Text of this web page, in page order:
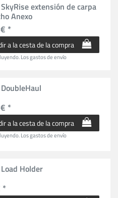
extensión de carpa
Anexo
*
a la cesta de la compra
Los gastos de envío
*
a la cesta de la compra
Los gastos de envío
Holder
*